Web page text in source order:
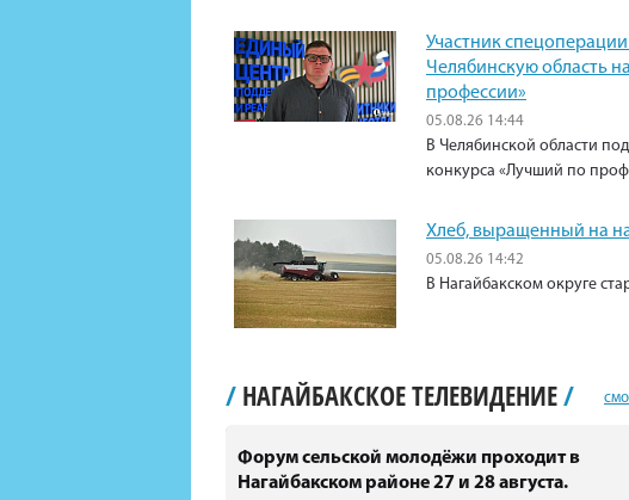
Участник
Челябинскую область
профессии»
05.08.26 14:44
В Челябинской области
конкурса «Лучший по
Хлеб, выращенный на
05.08.26 14:42
В Нагайбакском округе
/ НАГАЙБАКСКОЕ ТЕЛЕВИДЕНИЕ/
Форум сельской молодёжи проходит в
Нагайбакском районе 27 и 28 августа.